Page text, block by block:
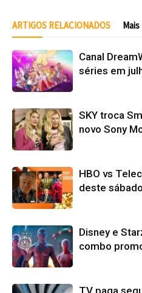
ARTIGOS RELACIONADOS
Canal
séries em
SKY troca
novo Sony
HBO vs
deste
Disney e
combo
TV paga